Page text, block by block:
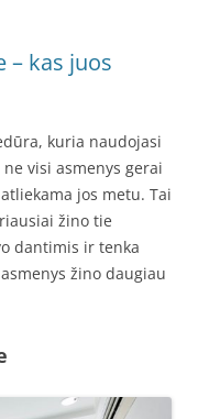
– kas juos
kuria naudojasi
visi asmenys gerai
jos metu. Tai
žino tie
dantimis ir tenka
žino daugiau